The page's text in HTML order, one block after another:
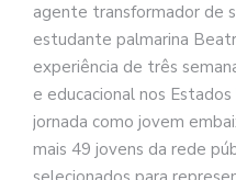
agente transformador de
estudante palmarina
experiência de três
e educacional nos
jornada como jovem
mais 49 jovens da rede